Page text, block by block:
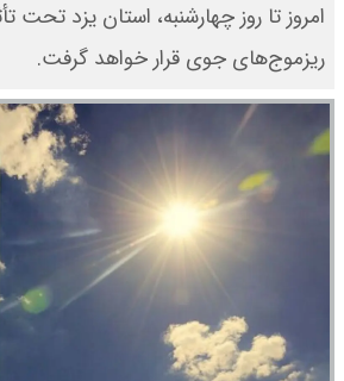
امروز تا روز چهارشنبه، استان یزد تحت
ریزموج‌های جوی قرار خواهد گرفت.